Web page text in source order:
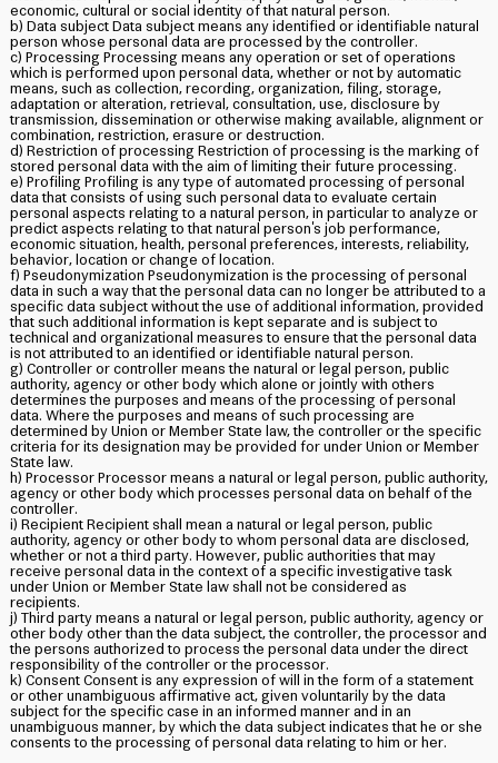
economic, cultural or social identity of that natural person.
b) Data subject Data subject means any identified or identifiable natural
person whose personal data are processed by the controller.
c) Processing Processing means any operation or set of operations
which is performed upon personal data, whether or not by automatic
means, such as collection, recording, organization, filing, storage,
adaptation or alteration, retrieval, consultation, use, disclosure by
transmission, dissemination or otherwise making available, alignment or
combination, restriction, erasure or destruction.
d) Restriction of processing Restriction of processing is the marking of
stored personal data with the aim of limiting their future processing.
e) Profiling Profiling is any type of automated processing of personal
data that consists of using such personal data to evaluate certain
personal aspects relating to a natural person, in particular to analyze or
predict aspects relating to that natural person's job performance,
economic situation, health, personal preferences, interests, reliability,
behavior, location or change of location.
f) Pseudonymization Pseudonymization is the processing of personal
data in such a way that the personal data can no longer be attributed to a
specific data subject without the use of additional information, provided
that such additional information is kept separate and is subject to
technical and organizational measures to ensure that the personal data
is not attributed to an identified or identifiable natural person.
g) Controller or controller means the natural or legal person, public
authority, agency or other body which alone or jointly with others
determines the purposes and means of the processing of personal
data. Where the purposes and means of such processing are
determined by Union or Member State law, the controller or the specific
criteria for its designation may be provided for under Union or Member
State law.
h) Processor Processor means a natural or legal person, public authority,
agency or other body which processes personal data on behalf of the
controller.
i) Recipient Recipient shall mean a natural or legal person, public
authority, agency or other body to whom personal data are disclosed,
whether or not a third party. However, public authorities that may
receive personal data in the context of a specific investigative task
under Union or Member State law shall not be considered as
recipients.
j) Third party means a natural or legal person, public authority, agency or
other body other than the data subject, the controller, the processor and
the persons authorized to process the personal data under the direct
responsibility of the controller or the processor.
k) Consent Consent is any expression of will in the form of a statement
or other unambiguous affirmative act, given voluntarily by the data
subject for the specific case in an informed manner and in an
unambiguous manner, by which the data subject indicates that he or she
consents to the processing of personal data relating to him or her.